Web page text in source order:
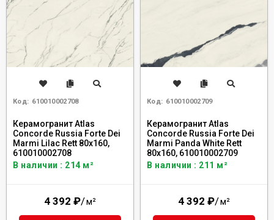
Код: 610010002708
Керамогранит Atlas
Concorde Russia Forte Dei
Marmi Lilac Rett 80x160,
610010002708
В наличии : 214 м²
4 392 ₽/м²
Код: 610010002709
Керамогранит Atlas
Concorde Russia Forte Dei
Marmi Panda White Rett
80x160, 610010002709
В наличии : 211 м²
4 392 ₽/м²